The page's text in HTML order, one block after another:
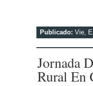
Publicado: Vie,
Jornada
Rural En